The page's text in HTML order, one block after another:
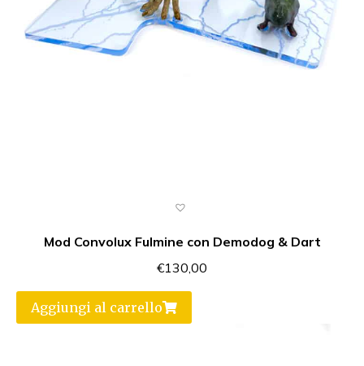
Mod Convolux Fulmine con Demodog & Dart
€130,00
Aggiungi al carrello